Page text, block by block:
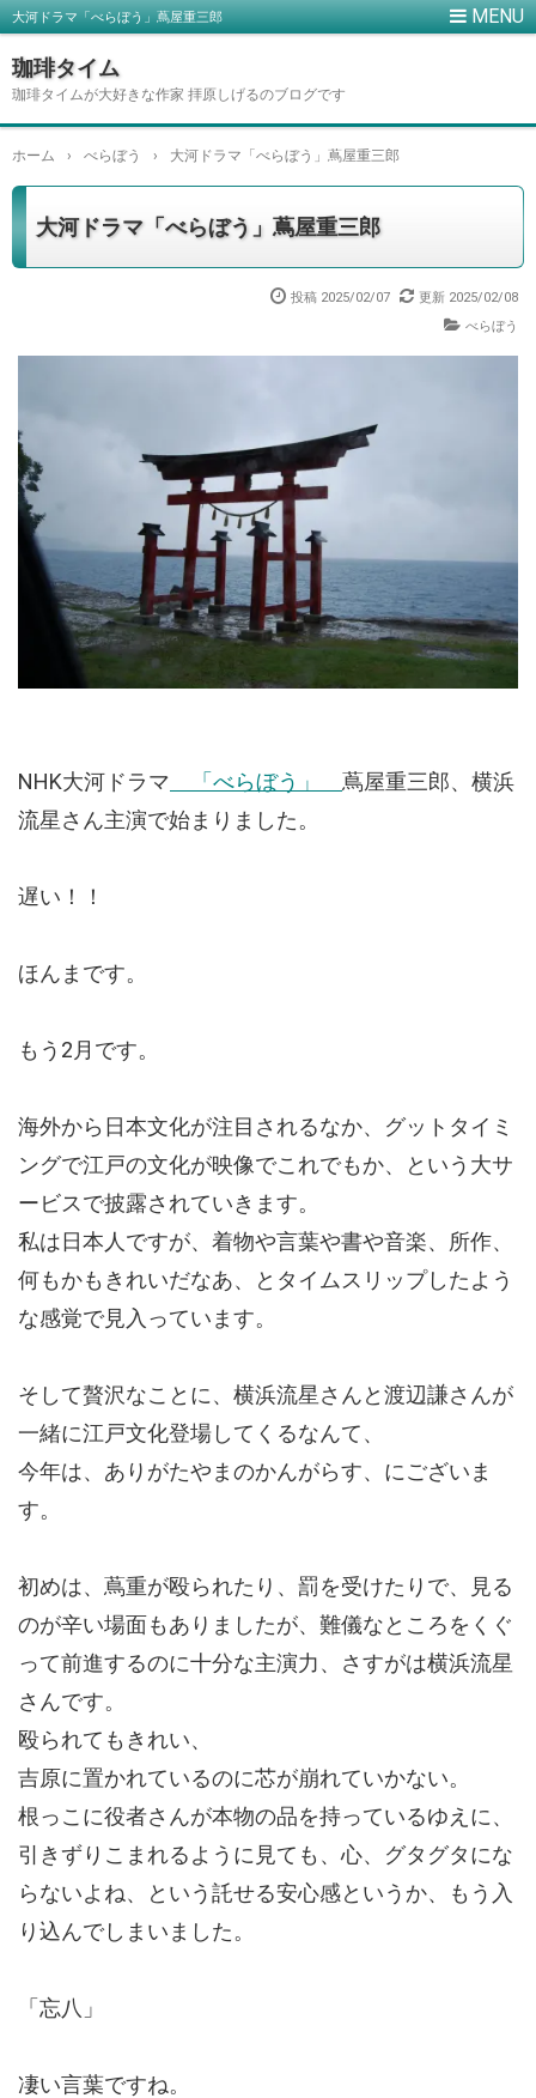
大河ドラマ「べらぼう」蔦屋重三郎
珈琲タイム
珈琲タイムが大好きな作家 拝原しげるのブログです
ホーム › べらぼう › 大河ドラマ「べらぼう」蔦屋重三郎
大河ドラマ「べらぼう」蔦屋重三郎
投稿 2025/02/07 更新 2025/02/08
べらぼう
NHK大河ドラマ 「べらぼう」 蔦屋重三郎、横浜
流星さん主演で始まりました。
遅い！！
ほんまです。
もう2月です。
海外から日本文化が注目されるなか、グットタイミ
ングで江戸の文化が映像でこれでもか、という大サ
ービスで披露されていきます。
私は日本人ですが、着物や言葉や書や音楽、所作、
何もかもきれいだなあ、とタイムスリップしたよう
な感覚で見入っています。
そして贅沢なことに、横浜流星さんと渡辺謙さんが
一緒に江戸文化登場してくるなんて、
今年は、ありがたやまのかんがらす、にございま
す。
初めは、蔦重が殴られたり、罰を受けたりで、見る
のが辛い場面もありましたが、難儀なところをくぐ
って前進するのに十分な主演力、さすがは横浜流星
さんです。
殴られてもきれい、
吉原に置かれているのに芯が崩れていかない。
根っこに役者さんが本物の品を持っているゆえに、
引きずりこまれるように見ても、心、グタグタにな
らないよね、という託せる安心感というか、もう入
り込んでしまいました。
「忘八」
凄い言葉ですね。